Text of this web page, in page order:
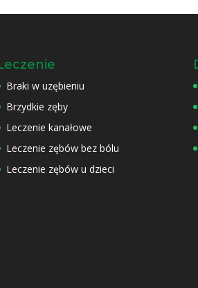
Braki w uzębieniu
Brzydkie zęby
Leczenie kanałowe
Leczenie zębów bez bólu
Leczenie zębów u dzieci